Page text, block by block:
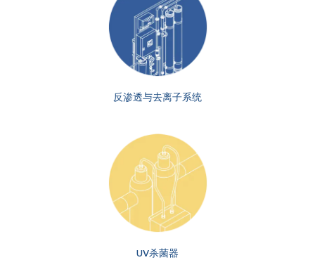
反渗透与去离子系统
UV杀菌器